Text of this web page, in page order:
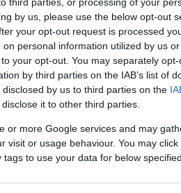
by us, please use the below opt-out
your opt-out request is processed
personal information utilized by us
your opt-out. You may separately
by third parties on the IAB’s list of
by us to third parties on the
it to other third parties.
or more Google services and may
visit or usage behaviour. You may
to use your data for below
ζωής να κόβεται τόσο
Με νταμπλ
2021 ο
έτος με ρεκόρ
5 εντός και 12-8 εκτός